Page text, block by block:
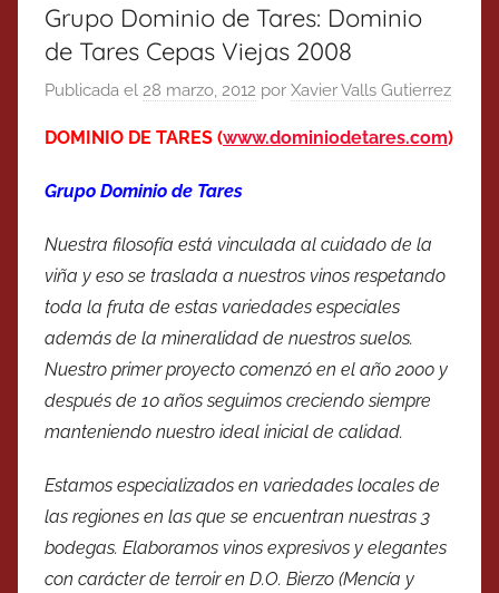
Grupo Dominio de Tares: Dominio
de Tares Cepas Viejas 2008
Publicada el 28 marzo, 2012 por Xavier Valls Gutierrez
DOMINIO DE TARES (www.dominiodetares.com)
Grupo Dominio de Tares
Nuestra filosofía está vinculada al cuidado de la
viña y eso se traslada a nuestros vinos respetando
toda la fruta de estas variedades especiales
además de la mineralidad de nuestros suelos.
Nuestro primer proyecto comenzó en el año 2000 y
después de 10 años seguimos creciendo siempre
manteniendo nuestro ideal inicial de calidad.
Estamos especializados en variedades locales de
las regiones en las que se encuentran nuestras 3
bodegas. Elaboramos vinos expresivos y elegantes
con carácter de terroir en D.O. Bierzo (Mencía y